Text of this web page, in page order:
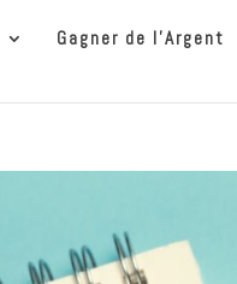
Gagner de l’Argent